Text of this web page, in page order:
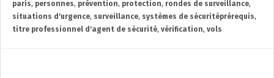
paris, personnes, prévention, protection, rondes de surveillance,
situations d'urgence, surveillance, systèmes de sécuritéprérequis,
titre professionnel d'agent de sécurité, vérification, vols